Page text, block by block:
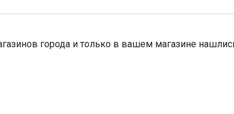
города и только в вашем магазине